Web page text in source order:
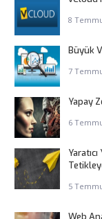
8
Büyük
7
Yapay
6
5
Web